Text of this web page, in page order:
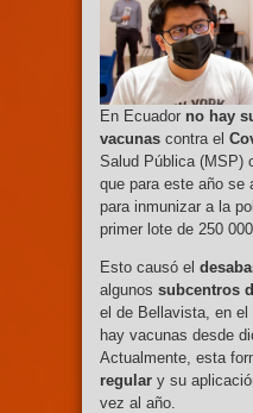
En Ecuador no hay
vacunas contra el
Salud Pública (MSP)
que para este año se
para inmunizar a la
primer lote de 250
Esto causó el
algunos subcentros
el de Bellavista, en el
hay vacunas desde
Actualmente, esta
regular y su
vez al año.